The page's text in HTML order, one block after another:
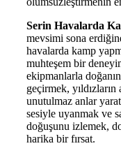
Serin Havalarda
mevsimi sona
havalarda kamp
muhteşem bir
ekipmanlarla
geçirmek,
unutulmaz anlar
sesiyle uyanmak ve
doğuşunu izlemek,
harika bir fırsat.